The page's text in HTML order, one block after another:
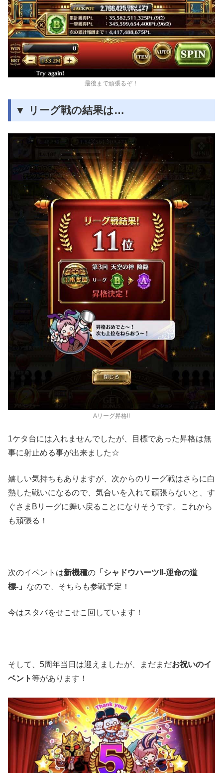
最後まで頑張るぞ！
▼ リーグ戦の結果は…
Aリーグ昇格!!
1ケタ台には入れませんでしたが、目標であった昇格は無
事に射止める事が出来ました☆
嬉しい気持ちもありますが、次からのリーグ戦はさらに白
熱した戦いになるので、気合いを入れて頑張らないと、す
ぐさまBリーグに舞い戻ることになりそうです。これから
も頑張る！
次のイベントは新機種の 「シャドウハーツ Ⅱ-運命の道
標- 」 なので、そちらも参戦予定！
今はスタバをせこせこ回しています！
そして、5周年当日は迎えましたが、まだまだお祝いのイ
ベント等があります！